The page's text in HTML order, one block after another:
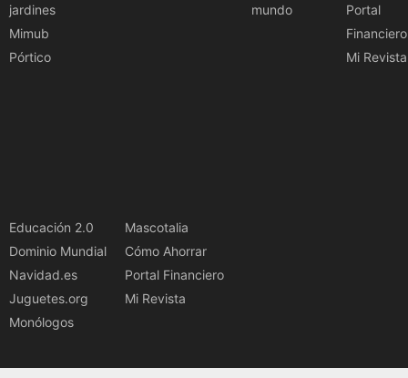
jardines
Mimub
Pórtico
mundo
Portal
Financiero
Mi Revista
Educación 2.0
Dominio Mundial
Navidad.es
Juguetes.org
Monólogos
Mascotalia
Cómo Ahorrar
Portal Financiero
Mi Revista